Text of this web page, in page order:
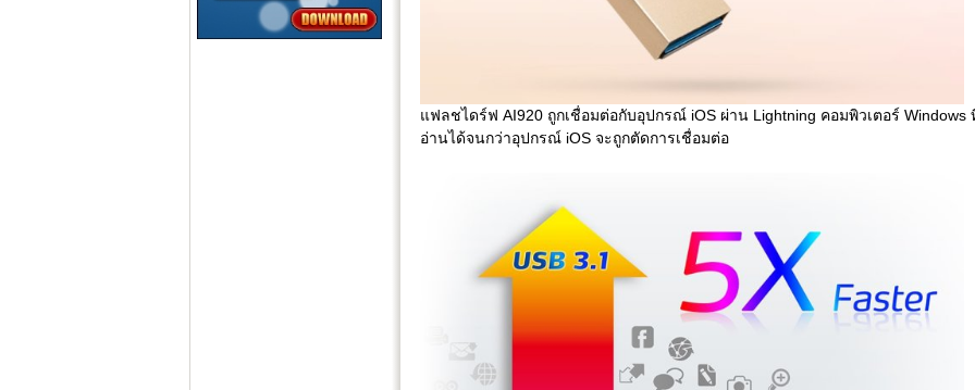
แฟลชไดร์ฟ AI920 ถูกเชื่อมต่อกับอุปกรณ์ iOS ผ่าน Lightning คอมพิวเตอร์ Windows
อ่านได้จนกว่าอุปกรณ์ iOS จะถูกตัดการเชื่อมต่อ